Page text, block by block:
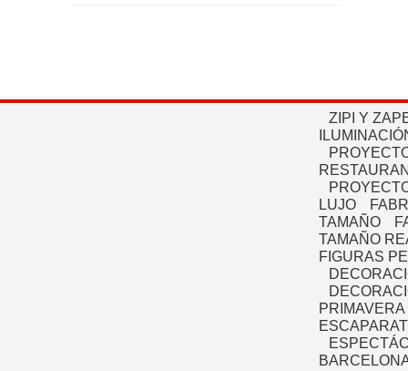
ZIPI Y
LUJO
TAMAÑO
TAMAÑO
FIGURAS
PRIMAVERA